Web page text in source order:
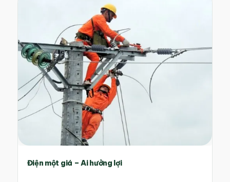
Điện một giá – Ai hưởng lợi